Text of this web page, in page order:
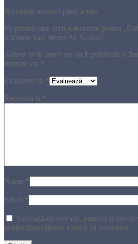
Nu există recenzii până acum.
Fii primul care scrii o recenzie pentru
6.35mm Tata stereo ACS-2635”
Adresa ta de email nu va fi publicată.
marcate cu *
Evaluarea ta *
Recenzia ta *
Nume *
Email *
Salvează-mi numele, emailul și site-
pentru data viitoare când o să comentez.